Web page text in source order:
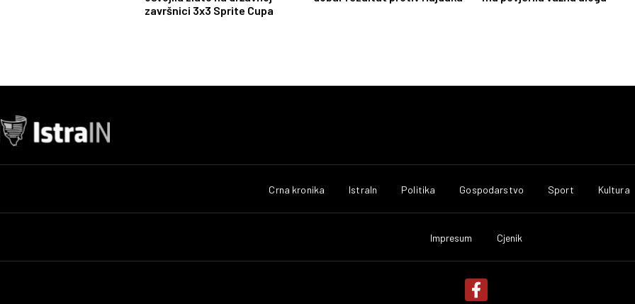
završnici 3x3 Sprite Cupa
Crna kronika IstraIn Politika Gospodarstvo Sport Kultura
Impresum Cjenik